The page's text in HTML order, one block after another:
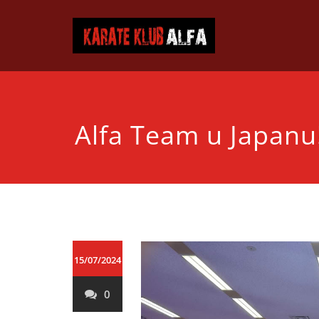
Alfa Team u
15/07/2024
0